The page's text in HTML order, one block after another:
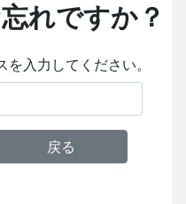
れですか？
入力してください。
戻る